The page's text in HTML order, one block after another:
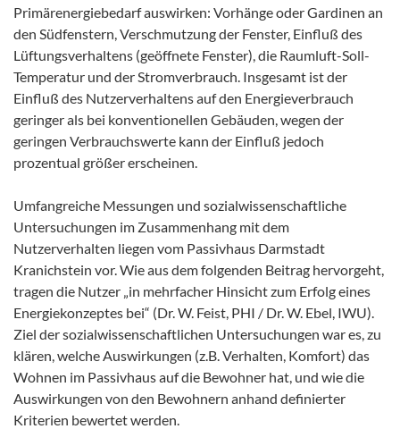
Primärenergiebedarf auswirken: Vorhänge oder Gardinen an
den Südfenstern, Verschmutzung der Fenster, Einfluß des
Lüftungsverhaltens (geöffnete Fenster), die Raumluft-Soll-
Temperatur und der Stromverbrauch. Insgesamt ist der
Einfluß des Nutzerverhaltens auf den Energieverbrauch
geringer als bei konventionellen Gebäuden, wegen der
geringen Verbrauchswerte kann der Einfluß jedoch
prozentual größer erscheinen.
Umfangreiche Messungen und sozialwissenschaftliche
Untersuchungen im Zusammenhang mit dem
Nutzerverhalten liegen vom Passivhaus Darmstadt
Kranichstein vor. Wie aus dem folgenden Beitrag hervorgeht,
tragen die Nutzer „in mehrfacher Hinsicht zum Erfolg eines
Energiekonzeptes bei“ (Dr. W. Feist, PHI / Dr. W. Ebel, IWU).
Ziel der sozialwissenschaftlichen Untersuchungen war es, zu
klären, welche Auswirkungen (z.B. Verhalten, Komfort) das
Wohnen im Passivhaus auf die Bewohner hat, und wie die
Auswirkungen von den Bewohnern anhand definierter
Kriterien bewertet werden.